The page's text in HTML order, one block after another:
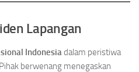
Lapangan
Indonesiadalam peristiwa
berwenang menegaskan